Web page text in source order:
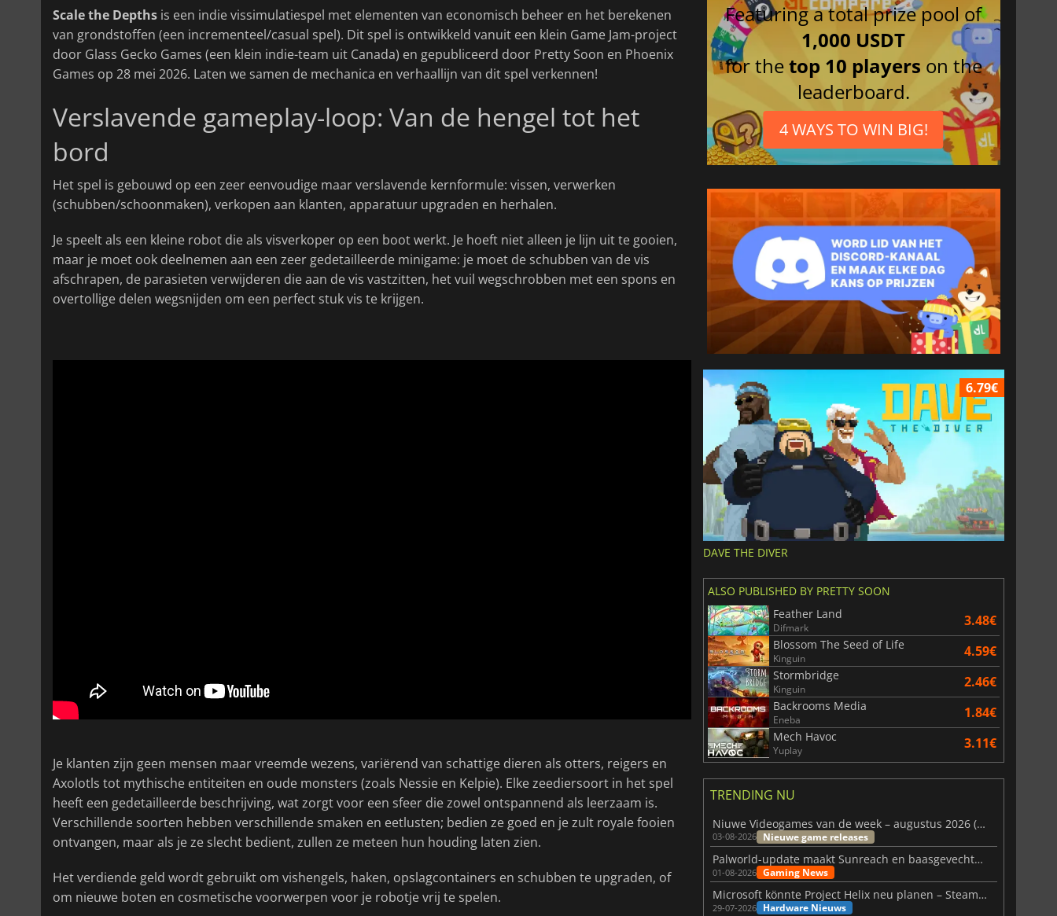
Scale the Depths is een indie vissimulatiespel met elementen van economisch beheer en het berekenen
van grondstoffen (een incrementeel/casual spel). Dit spel is ontwikkeld vanuit een klein Game Jam-project
door Glass Gecko Games (een klein indie-team uit Canada) en gepubliceerd door Pretty Soon en Phoenix
Games op 28 mei 2026. Laten we samen de mechanica en verhaallijn van dit spel verkennen!
Verslavende gameplay-loop: Van de hengel tot het
bord
Het spel is gebouwd op een zeer eenvoudige maar verslavende kernformule: vissen, verwerken
(schubben/schoonmaken), verkopen aan klanten, apparatuur upgraden en herhalen.
Je speelt als een kleine robot die als visverkoper op een boot werkt. Je hoeft niet alleen je lijn uit te gooien,
maar je moet ook deelnemen aan een zeer gedetailleerde minigame: je moet de schubben van de vis
afschrapen, de parasieten verwijderen die aan de vis vastzitten, het vuil wegschrobben met een spons en
overtollige delen wegsnijden om een perfect stuk vis te krijgen.
Je klanten zijn geen mensen maar vreemde wezens, variërend van schattige dieren als otters, reigers en
Axolotls tot mythische entiteiten en oude monsters (zoals Nessie en Kelpie). Elke zeediersoort in het spel
heeft een gedetailleerde beschrijving, wat zorgt voor een sfeer die zowel ontspannend als leerzaam is.
Verschillende soorten hebben verschillende smaken en eetlusten; bedien ze goed en je zult royale fooien
ontvangen, maar als je ze slecht bedient, zullen ze meteen hun houding laten zien.
Het verdiende geld wordt gebruikt om vishengels, haken, opslagcontainers en schubben te upgraden, of
om nieuwe boten en cosmetische voorwerpen voor je robotje vrij te spelen.
Featuring a total prize pool of
1,000 USDT
for thetop 10 players on the
leaderboard.
4 WAYS TO WIN BIG!
6.79€
DAVE THE DIVER
ALSO PUBLISHED BY PRETTY SOON
Feather Land
Difmark 3.48€
Blossom The Seed of Life
Kinguin 4.59€
Stormbridge
Kinguin 2.46€
Backrooms Media
Eneba 1.84€
Mech Havoc
Yuplay 3.11€
TRENDING NU
Niuwe Videogames van de week – augustus 2026 (week 32)
03-08-2026 Nieuwe game releases
Palworld-update maakt Sunreach en baasgevechten stabieler
01-08-2026 Gaming News
Microsoft könnte Project Helix neu planen – Steam-Support wackelt
29-07-2026 Hardware Nieuws